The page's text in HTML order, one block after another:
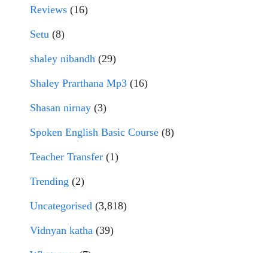
Reviews (16)
Setu (8)
shaley nibandh (29)
Shaley Prarthana Mp3 (16)
Shasan nirnay (3)
Spoken English Basic Course (8)
Teacher Transfer (1)
Trending (2)
Uncategorised (3,818)
Vidnyan katha (39)